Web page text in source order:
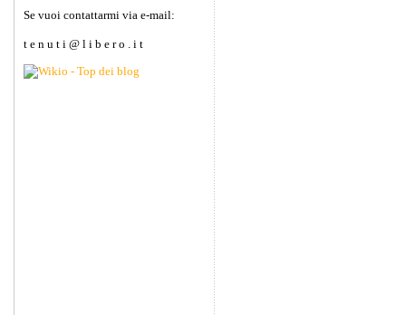
Se vuoi contattarmi via e-mail:
t e n u t i @ l i b e r o . i t